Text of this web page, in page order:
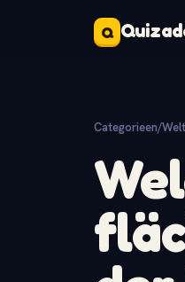
Q
Categorieen/